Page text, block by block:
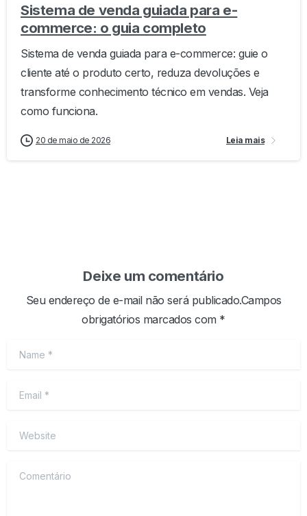
Sistema de venda guiada para e-
commerce: o guia completo
Sistema de venda guiada para e-commerce: guie o
cliente até o produto certo, reduza devoluções e
transforme conhecimento técnico em vendas. Veja
como funciona.
20 de maio de 2026 Leia mais
Deixe um comentário
Seu endereço de e-mail não será publicado.Campos
obrigatórios marcados com *
Name
Email
Website
Comentário